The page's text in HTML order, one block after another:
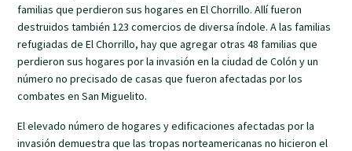
familias que perdieron sus hogares en El Chorrillo. Allí fueron
destruidos también 123 comercios de diversa índole. A las familias
refugiadas de El Chorrillo, hay que agregar otras 48 familias que
perdieron sus hogares por la invasión en la ciudad de Colón y un
número no precisado de casas que fueron afectadas por los
combates en San Miguelito.
El elevado número de hogares y edificaciones afectadas por la
invasión demuestra que las tropas norteamericanas no hicieron el